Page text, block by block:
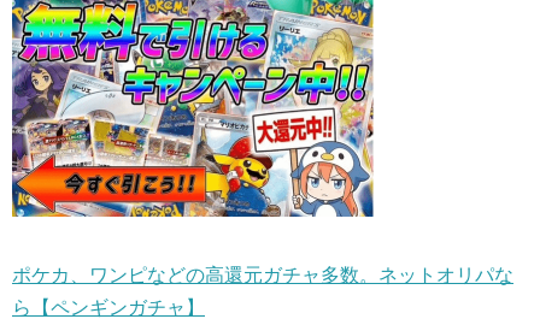
ポケカ、ワンピなどの高還元ガチャ多数。ネットオリパな
ら【ペンギンガチャ】